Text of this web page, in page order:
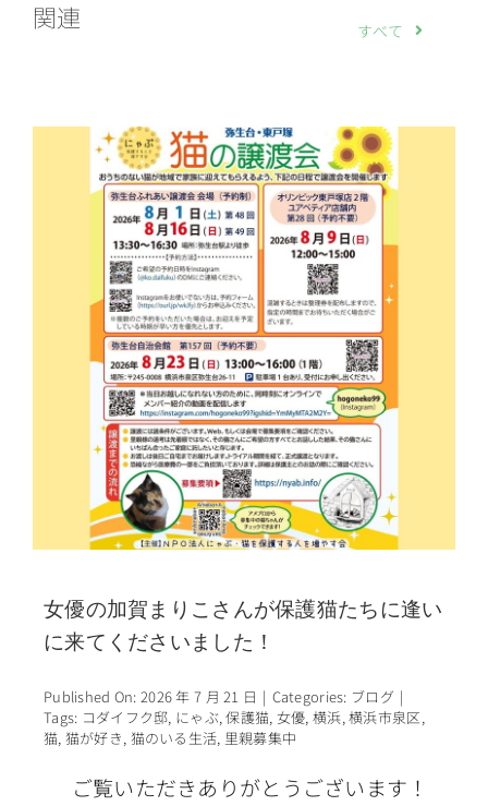
関連 すべて
女優の加賀まりこさんが保護猫たちに逢い
に来てくださいました！
Published On: 2026 年 7 月 21 日 | Categories: ブログ |
Tags: コダイフク邸, にゃぶ,保護猫, 女優,横浜,横浜市泉区,
猫, 猫が好き, 猫のいる生活, 里親募集中
ご覧いただきありがとうございます！